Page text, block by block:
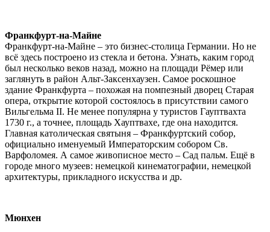
Франкфурт-на-Майне
Франкфурт-на-Майне – это бизнес-столица Германии. Но не
всё здесь построено из стекла и бетона. Узнать, каким город
был несколько веков назад, можно на площади Рёмер или
заглянуть в район Альт-Заксенхаузен. Самое роскошное
здание Франкфурта – похожая на помпезный дворец Старая
опера, открытие которой состоялось в присутствии самого
Вильгельма II. Не менее популярна у туристов Гауптвахта
1730 г., а точнее, площадь Хауптвахе, где она находится.
Главная католическая святыня – Франкфуртский собор,
официально именуемый Императорским собором Св.
Варфоломея. А самое живописное место – Сад пальм. Ещё в
городе много музеев: немецкой кинематографии, немецкой
архитектуры, прикладного искусства и др.
Мюнхен